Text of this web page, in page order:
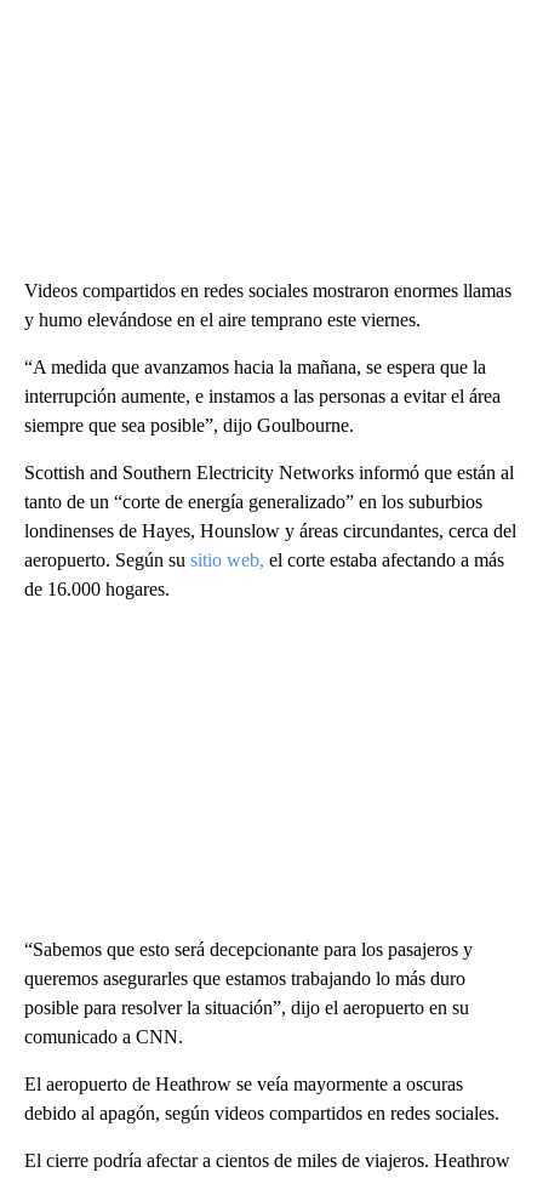
Videos compartidos en redes sociales mostraron enormes llamas
y humo elevándose en el aire temprano este viernes.
“A medida que avanzamos hacia la mañana, se espera que la
interrupción aumente, e instamos a las personas a evitar el área
siempre que sea posible”, dijo Goulbourne.
Scottish and Southern Electricity Networks informó que están al
tanto de un “corte de energía generalizado” en los suburbios
londinenses de Hayes, Hounslow y áreas circundantes, cerca del
aeropuerto. Según su sitio web, el corte estaba afectando a más
de 16.000 hogares.
“Sabemos que esto será decepcionante para los pasajeros y
queremos asegurarles que estamos trabajando lo más duro
posible para resolver la situación”, dijo el aeropuerto en su
comunicado a CNN.
El aeropuerto de Heathrow se veía mayormente a oscuras
debido al apagón, según videos compartidos en redes sociales.
El cierre podría afectar a cientos de miles de viajeros. Heathrow